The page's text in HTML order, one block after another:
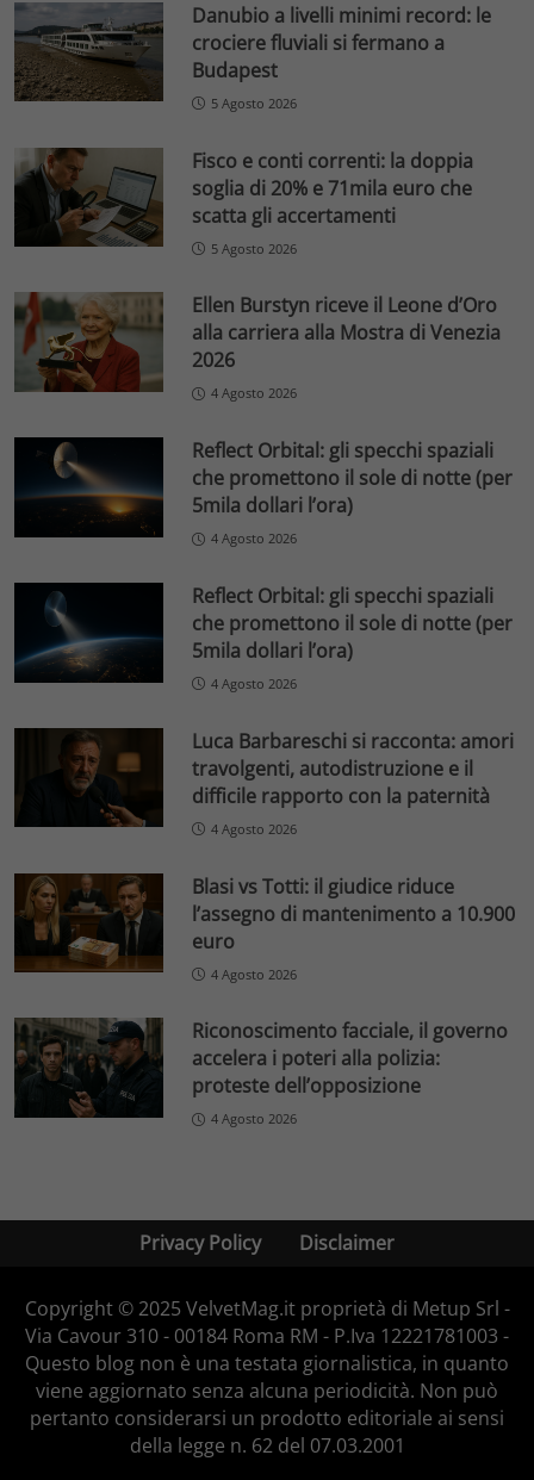
Danubio a livelli minimi record: le
crociere fluviali si fermano a
Budapest
5 Agosto 2026
Fisco e conti correnti: la doppia
soglia di 20% e 71mila euro che
scatta gli accertamenti
5 Agosto 2026
Ellen Burstyn riceve il Leone d’Oro
alla carriera alla Mostra di Venezia
2026
4 Agosto 2026
Reflect Orbital: gli specchi spaziali
che promettono il sole di notte (per
5mila dollari l’ora)
4 Agosto 2026
Reflect Orbital: gli specchi spaziali
che promettono il sole di notte (per
5mila dollari l’ora)
4 Agosto 2026
Luca Barbareschi si racconta: amori
travolgenti, autodistruzione e il
difficile rapporto con la paternità
4 Agosto 2026
Blasi vs Totti: il giudice riduce
l’assegno di mantenimento a 10.900
euro
4 Agosto 2026
Riconoscimento facciale, il governo
accelera i poteri alla polizia:
proteste dell’opposizione
4 Agosto 2026
Privacy Policy Disclaimer
Copyright © 2025 VelvetMag.it proprietà di Metup Srl -
Via Cavour 310 - 00184 Roma RM - P.Iva 12221781003 -
Questo blog non è una testata giornalistica, in quanto
viene aggiornato senza alcuna periodicità. Non può
pertanto considerarsi un prodotto editoriale ai sensi
della legge n. 62 del 07.03.2001